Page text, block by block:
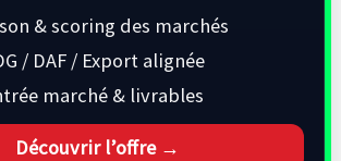
& scoring des marchés
/ DAF / Export alignée
marché & livrables
Découvrir l’offre →